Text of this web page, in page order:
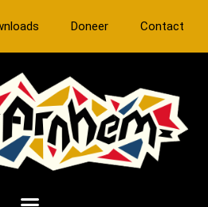
Doneer Contact